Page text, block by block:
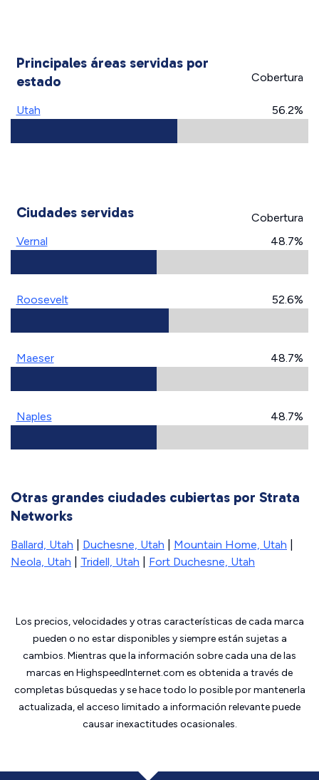
Principales áreas servidas por
estado
Cobertura
Utah 56.2%
Ciudades servidas
Cobertura
Vernal
48.7%
Roosevelt 52.6%
Maeser 48.7%
Naples 48.7%
Otras grandes ciudades cubiertas por Strata
Networks
Ballard, Utah Duchesne, Utah Mountain Home, Utah
Neola, Utah
Tridell, Utah Fort Duchesne, Utah
Los precios, velocidades y otras características de cada marca
pueden o no estar disponibles y siempre están sujetas a
cambios. Mientras que la información sobre cada una de las
marcas en HighspeedInternet.com es obtenida a través de
completas búsquedas y se hace todo lo posible por mantenerla
actualizada, el acceso limitado a información relevante puede
causar inexactitudes ocasionales.